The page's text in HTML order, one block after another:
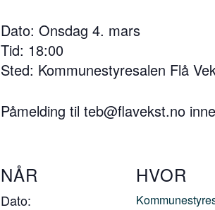
Dato: Onsdag 4. mars
Tid: 18:00
Sted: Kommunestyresalen Flå
Påmelding til teb@flavekst.no
NÅR
Dato:
HVOR